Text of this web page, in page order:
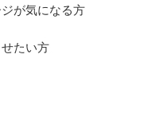
が気になる方
たい方